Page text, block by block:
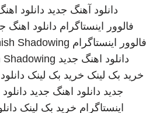
دانلود آهنگ جدید دانلود
فالوور اینستاگرام دانلود اهنگ
فالوور اینستاگرام Shadowing
دانلود اهنگ جدید Shadowing
خرید بک لینک خرید بک لینک
جدید دانلود اهنگ جدید
اینستاگرام خرید بک لینک